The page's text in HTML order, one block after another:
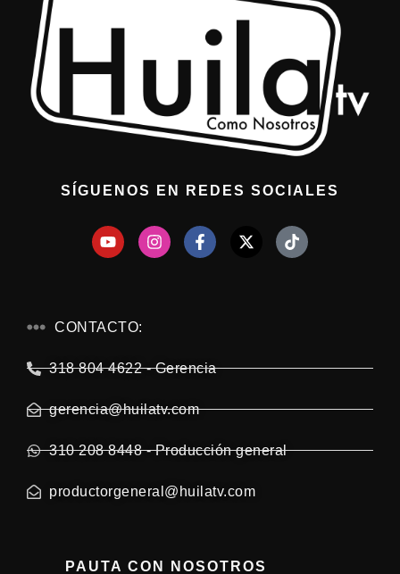
SÍGUENOS EN REDES SOCIALES
CONTACTO:
318 804 4622 - Gerencia
gerencia@huilatv.com
310 208 8448 - Producción general
productorgeneral@huilatv.com
PAUTA CON NOSOTROS